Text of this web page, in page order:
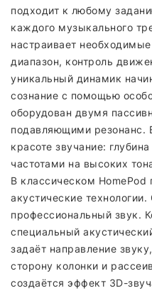
подходит к любому
каждого музыкального
настраивает
диапазон, контроль
уникальный динамик
сознание с помощью
оборудован двумя
подавляющими резонанс.
красоте звучание:
частотами на высоких
В классическом
акустические
профессиональный звук.
специальный
задаёт направление
сторону колонки и
создаётся эффект 3D-